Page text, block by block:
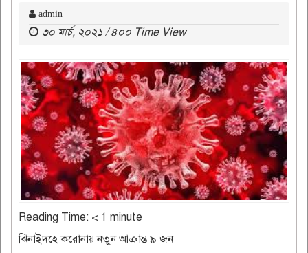
admin
৩০ মার্চ, ২০২১ / ৪০০ Time View
Reading Time: < 1 minute
ঝিনাইদহে করোনায় নতুন আক্রান্ত ৯ জন